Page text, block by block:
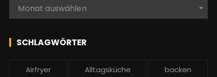
c
:
e
Monat auswählen
SCHLAGWÖRTER
Airfryer Alltagsküche backen